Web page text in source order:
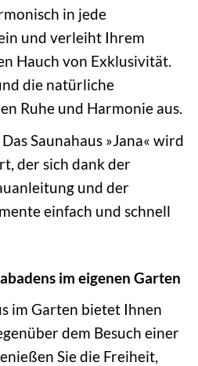
in jede
und verleiht Ihrem
Hauch von Exklusivität.
die natürliche
Ruhe und Harmonie aus.
Das Saunahaus »Jana« wird
der sich dank der
und der
einfach und schnell
im eigenen Garten
im Garten bietet Ihnen
dem Besuch einer
Sie die Freiheit,